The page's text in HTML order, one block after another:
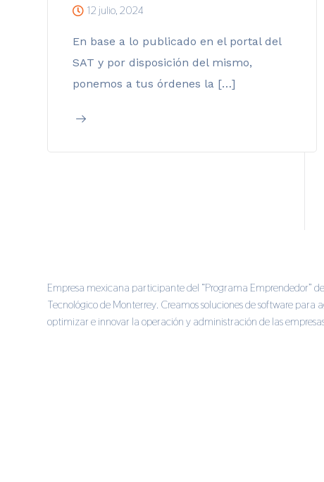
12 julio, 2024
En base a lo publicado en el portal del
SAT y por disposición del mismo,
ponemos a tus órdenes la […]
Empresa mexicana participante del “Programa Emprendedor”
Tecnológico de Monterrey. Creamos soluciones de software para
optimizar e innovar la operación y administración de las